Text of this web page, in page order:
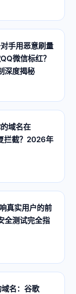
手用恶意刷量
微信标红？
深度揭秘
域名在
拦截？2026年
真实用户的前
全测试完全指
名：谷歌